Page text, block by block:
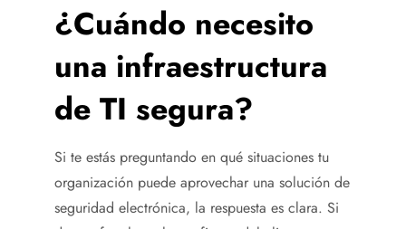
¿Cuándo necesito
una infraestructura
de TI segura?
Si te estás preguntando en qué situaciones tu
organización puede aprovechar una solución de
seguridad electrónica, la respuesta es clara. Si